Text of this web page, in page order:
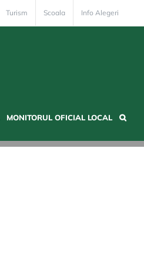
Turism Scoala Info Alegeri
MONITORUL OFICIAL LOCAL